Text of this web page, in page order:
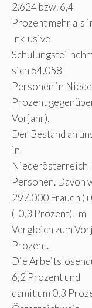
2.624 bzw. 6,4
Prozent mehr als
Inklusive
sich 54.058
Personen in
Prozent
Vorjahr).
Der Bestand an
in
Niederösterreich
Personen. Davon
297.000 Frauen
(-0,3 Prozent). Im
Vergleich zum
Prozent.
Die
6,2 Prozent und
damit um 0,3